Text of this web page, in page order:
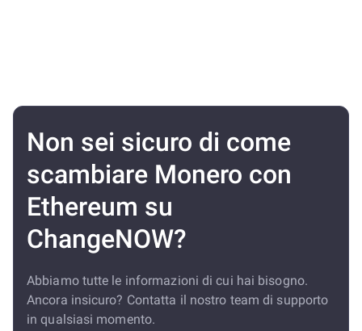
Non sei sicuro di come
scambiare Monero con
Ethereum su
ChangeNOW?
Abbiamo tutte le informazioni di cui hai bisogno.
Ancora insicuro? Contatta il nostro team di supporto
in qualsiasi momento.